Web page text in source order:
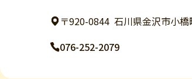
〒920-0844 石川県金沢市小
076-252-2079